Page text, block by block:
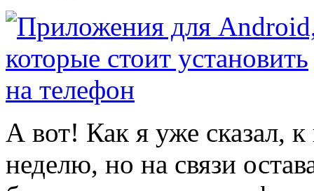
А вот! Как я уже сказал,
неделю, но на связи